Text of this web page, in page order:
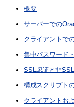
概要
サーバーでの
クライアントで
集中パスワード
SSL認証と非
構成スクリプト
クライアントお